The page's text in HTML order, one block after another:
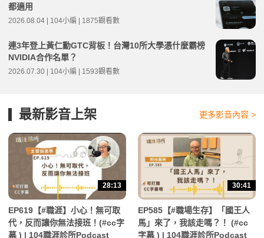
都適用
2026.08.04 | 104小編 | 1875觀看數
連3年登上黃仁勳GTC背板！台灣10所大學憑什麼霸榜
NVIDIA合作名單？
2026.07.30 | 104小編 | 1593觀看數
最新影音上架 更多影音內容 >
28:13
EP619【#職涯】小心！無可取
代，反而讓你無法接班！(#cc字
幕 ) | 104職涯診所Podcast
30:41
EP585【#職場生存】「國王人
馬」來了，我該走嗎？！ (#cc
字幕 ) | 104職涯診所Podcast